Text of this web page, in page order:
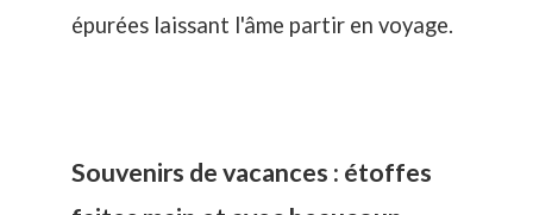
épurées laissant l'âme partir en voyage.
Souvenirs de vacances : étoffes